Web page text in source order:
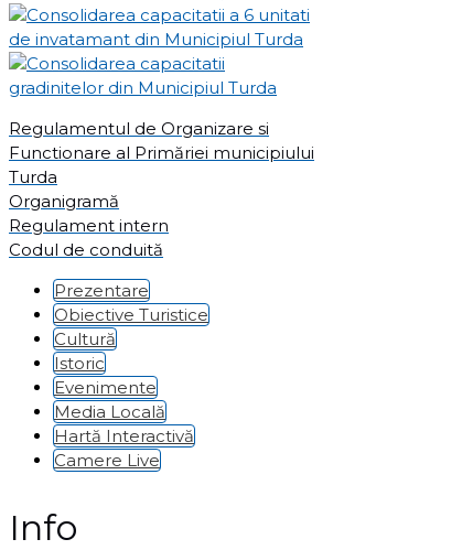
Regulamentul de Organizare si
Functionare al Primăriei municipiului
Turda
Organigramă
Regulament intern
Codul de conduită
Prezentare
Obiective Turistice
Cultură
Istoric
Evenimente
Media Locală
Hartă Interactivă
Camere Live
Info